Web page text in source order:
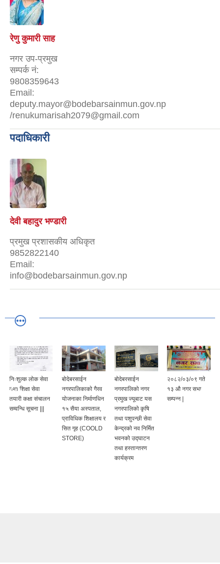
रेणु कुमारी साह
नगर उप-प्रमुख
सम्पर्क नं:
9808359643
Email:
deputy.mayor@bodebarsainmun.gov.np
/renukumarisah2079@gmail.com
पदाधिकारी
देवी बहादुर भण्डारी
प्रमुख प्रशासकीय अधिकृत
9852822140
Email:
info@bodebarsainmun.gov.np
निःशुल्क लोक सेवा
तथा शिक्षा सेवा
तयारी कक्षा संचालन
सम्वन्धि सूचना |||
बोदेबरसाईन
नगरपालिकाको गैरव
योजनाका निर्माणधिन
१५ सैया अस्पताल,
प्राविधिक शिक्षालय र
सित गृह (COOLD
STORE)
बोदेबरसाईन
नगरपालिको नगर
प्रमुख ज्यूबाट यस
नगरपालिको कृषि
तथा पशुपन्छी सेवा
केन्द्रको नव निर्मित
भवनको उद्घाटन
तथा हस्तान्तरण
कार्यक्रम
२०८२/०३/०९ गते
१३ औ नगर सभा
सम्पन्न |